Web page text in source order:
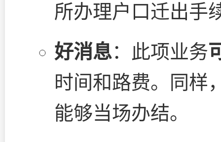
所办理户口迁出手
好消息：此项业务
时间和路费。同样
能够当场办结。